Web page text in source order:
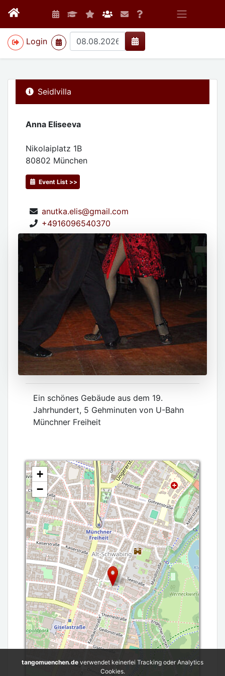
Login
>
Seidlvilla
Anna Eliseeva
Nikolaiplatz 1B
80802 München
Event List >>
anutka.elis@gmail.com
+4916096540370
Ein schönes Gebäude aus dem 19.
Jahrhundert, 5 Gehminuten von U-Bahn
Münchner Freiheit
+
−
tangomuenchen.de verwendet keinerlei Tracking oder Analytics
Cookies.